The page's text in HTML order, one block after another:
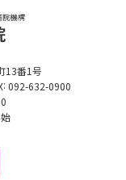
13番1号
: 092-632-0900